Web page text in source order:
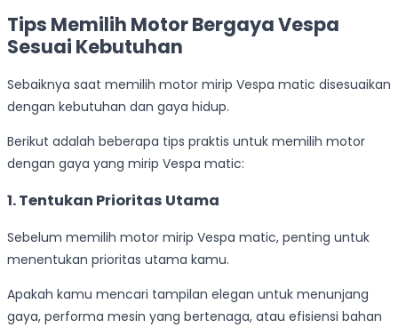
Tips Memilih Motor Bergaya Vespa
Sesuai Kebutuhan
Sebaiknya saat memilih motor mirip Vespa matic disesuaikan
dengan kebutuhan dan gaya hidup.
Berikut adalah beberapa tips praktis untuk memilih motor
dengan gaya yang mirip Vespa matic:
1.Tentukan Prioritas Utama
Sebelum memilih motor mirip Vespa matic, penting untuk
menentukan prioritas utama kamu.
Apakah kamu mencari tampilan elegan untuk menunjang
gaya, performa mesin yang bertenaga, atau efisiensi bahan